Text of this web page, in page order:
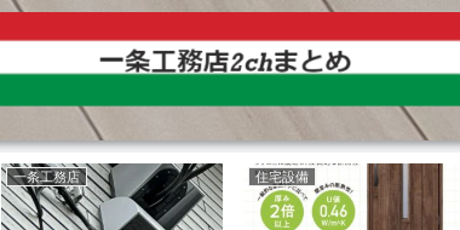
一条工務店 住宅設備